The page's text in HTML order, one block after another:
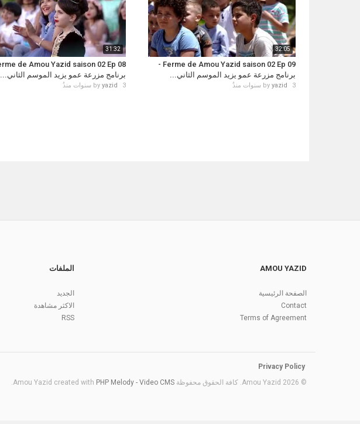
32:05
Ferme de Amou Yazid saison 02 Ep 09 -
برنامج مزرعة عمو يزيد الموسم الثاني...
by yazid 3 سنوات منذُ
31:32
برنامج مزرعة عمو يزيد الموسم الثاني...
by yazid 3 سنوات منذُ
AMOU YAZID
الصفحة الرئيسية
Contact
Terms of Agreement
الملفات
الجديد
الاكثر مشاهدة
RSS
Privacy Policy
© 2026 Amou Yazid. كافة الحقوق محفوظة Amou Yazid created with
PHP Melody - Video CMS
.